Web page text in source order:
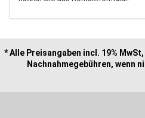
* Alle Preisangaben incl. 19%
Nachnahmegebühren, wenn